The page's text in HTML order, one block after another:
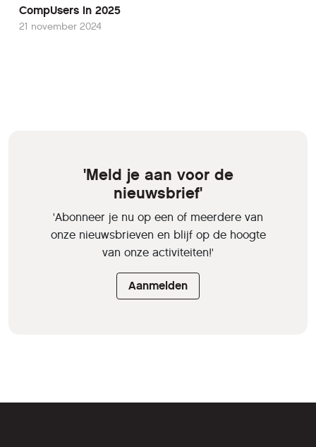
CompUsers in 2025
21 november 2024
'Meld je aan voor de
nieuwsbrief'
'Abonneer je nu op een of meerdere van
onze nieuwsbrieven en blijf op de hoogte
van onze activiteiten!'
Aanmelden